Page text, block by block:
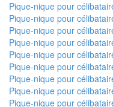
Pique-nique pour
Pique-nique pour
Pique-nique pour
Pique-nique pour
Pique-nique pour
Pique-nique pour
Pique-nique pour
Pique-nique pour
Pique-nique pour